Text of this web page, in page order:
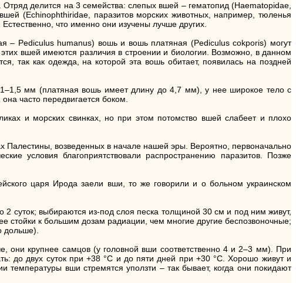
делится на 3 семейства: слепых вшей – гематопид (Haematopidae,
(Echinophthiridae, паразитов морских животных, например, тюленья
что именно они изучены лучше других.
– Pediculus humanus) вошь и вошь платяная (Pediculus cokporis) могут
вшей имеются различия в строении и биологии. Возможно, в данном
так как одежда, на которой эта вошь обитает, появилась на поздней
мм (платяная вошь имеет длину до 4,7 мм), у нее широкое тело с
часто передвигается боком.
и морских свинках, но при этом потомство вшей слабеет и плохо
Палестины, возведенных в начале нашей эры. Вероятно, первоначально
условия благоприятствовали распространению паразитов. Позже
царя Ирода заели вши, то же говорили и о больном украинском
суток; выбираются из-под слоя песка толщиной 30 см и под ним живут,
стойки к большим дозам радиации, чем многие другие беспозвоночные;
дольше).
они крупнее самцов (у головной вши соответственно 4 и 2–3 мм). При
до двух суток при +38 °С и до пяти дней при +30 °С. Хорошо живут и
температуры вши стремятся уползти – так бывает, когда они покидают